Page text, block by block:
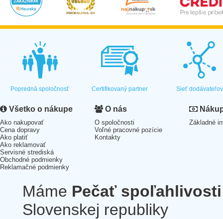
Popredná spoločnosť Certifikovaný partner Sieť dodávateľov
Všetko o nákupe
Ako nakupovať
Cena dopravy
Ako platiť
Ako reklamovať
Servisné strediská
Obchodné podmienky
Reklamačné podmienky
O nás
O spoločnosti
Voľné pracovné pozície
Kontakty
Základné
Máme Pečať spoľahlivosti
Slovenskej republiky